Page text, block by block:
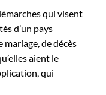
qui visent
d’un pays
mariage, de décès
aient le
qui